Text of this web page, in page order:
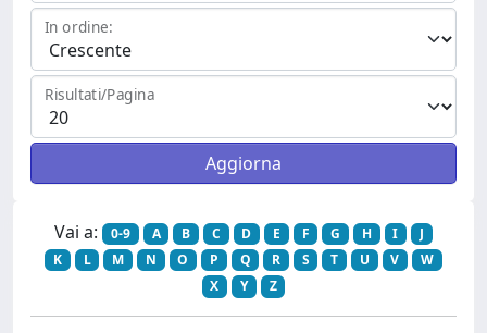
In ordine:
Risultati/Pagina
Vai a: 0-9 A B C D E F G H I
J
K
L M N O P Q R S T U V
W
X
Y Z